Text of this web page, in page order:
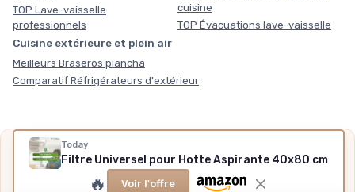
Today
Filtre Universel pour Hotte Aspirante 40x80 cm
🔥 Voir l'offre
TOP Lave-vaisselle
professionnels
cuisine
TOP Évacuations lave-vaisselle
Cuisine extérieure et plein air
Meilleurs Braseros plancha
Comparatif Réfrigérateurs d'extérieur
Nos outils gratuits
Des chiffres plutôt que des impressions, sans inscription,